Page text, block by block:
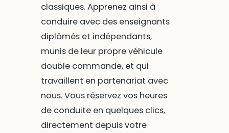
classiques. Apprenez ainsi à
conduire avec des enseignants
diplômés et indépendants,
munis de leur propre véhicule
double commande, et qui
travaillent en partenariat avec
nous. Vous réservez vos heures
de conduite en quelques clics,
directement depuis votre